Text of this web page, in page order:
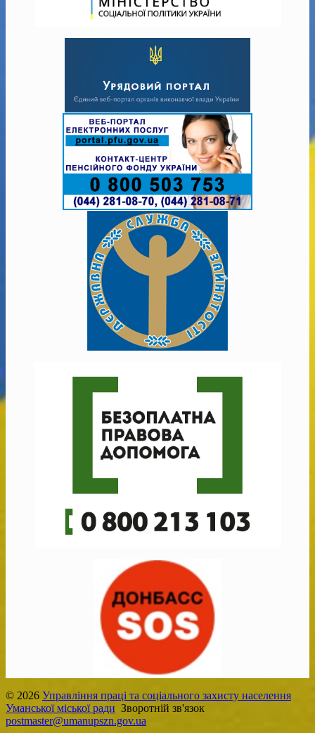
© 2026 Управління праці та соціального захисту населення
Уманської міської ради Зворотній зв'язок
postmaster@umanupszn.gov.ua